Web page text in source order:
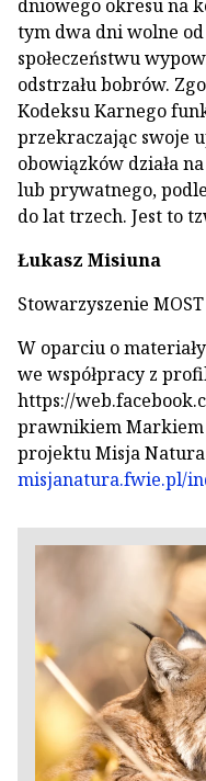
dniowego okresu na
tym dwa dni wolne
społeczeństwu
odstrzału bobrów.
Kodeksu Karnego
przekraczając swoje
obowiązków działa
lub prywatnego,
do lat trzech. Jest to
Łukasz Misiuna
Stowarzyszenie MOST
W oparciu o
we współpracy z
https://
prawnikiem
projektu Misja Natura
misjanatura.fwie.pl/